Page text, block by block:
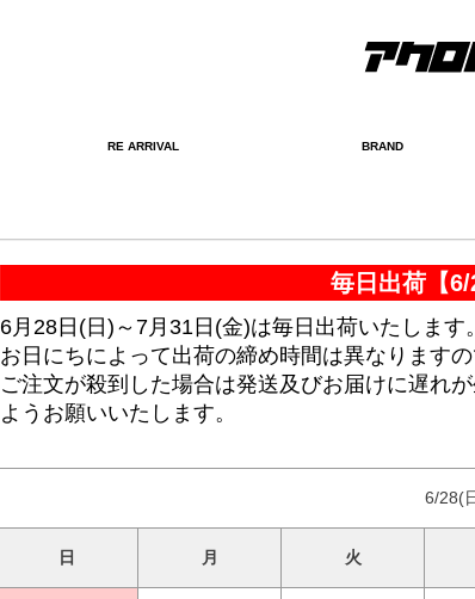
RE ARRIVAL BRAND
毎日出荷【6/
6月28日(日)～7月31日(金)は毎日出荷いたします。
お日にちによって出荷の締め時間は異なります
ご注文が殺到した場合は発送及びお届けに遅れ
ようお願いいたします。
6/28(
日 月 火